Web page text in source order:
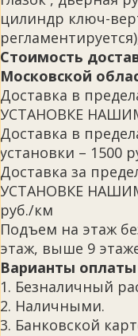
цилиндр ключ-
Стоимость
Московской
Доставка в
УСТАНОВКЕ
Доставка в
установки – 1500
Доставка за
УСТАНОВКЕ
руб./км
Подъем на этаж
этаж, выше 9
Варианты оплаты
1. Безналичный
2. Наличными.
3. Банковской